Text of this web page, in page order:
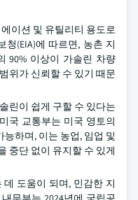
이션 및 유틸리티 용도로
(EIA)에 따르면, 농촌 지
90% 이상이 가솔린 차량
위가 신뢰할 수 있기 때문
린이 쉽게 구할 수 있다는
국 교통부는 미국 영토의
하며, 이는 농업, 임업 및
중단 없이 유지할 수 있게
데 도움이 되며, 민감한 지